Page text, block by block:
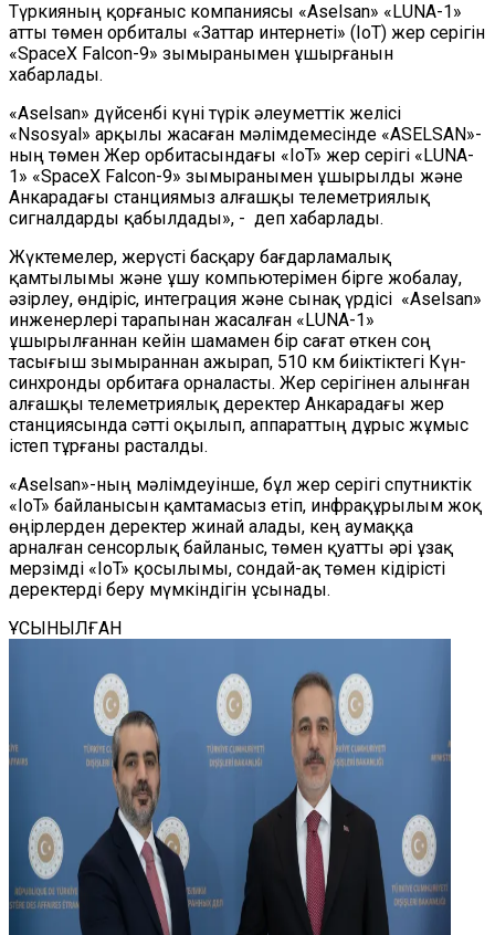
Түркияның қорғаныс компаниясы «Aselsan» «LUNA-1»
атты төмен орбиталы «Заттар интернеті» (IoT) жер серігін
«SpaceX Falcon-9» зымыранымен ұшырғанын
хабарлады.
«Aselsan» дүйсенбі күні түрік әлеуметтік желісі
«Nsosyal» арқылы жасаған мәлімдемесінде «ASELSAN»-
ның төмен Жер орбитасындағы «IoT» жер серігі «LUNA-
1» «SpaceX Falcon-9» зымыранымен ұшырылды және
Анкарадағы станциямыз алғашқы телеметриялық
сигналдарды қабылдады», - деп хабарлады.
Жүктемелер, жерүсті басқару бағдарламалық
қамтылымы және ұшу компьютерімен бірге жобалау,
әзірлеу, өндіріс, интеграция және сынақ үрдісі «Aselsan»
инженерлері тарапынан жасалған «LUNA-1»
ұшырылғаннан кейін шамамен бір сағат өткен соң
тасығыш зымыраннан ажырап, 510 км биіктіктегі Күн-
синхронды орбитаға орналасты. Жер серігінен алынған
алғашқы телеметриялық деректер Анкарадағы жер
станциясында сәтті оқылып, аппараттың дұрыс жұмыс
істеп тұрғаны расталды.
«Aselsan»-ның мәлімдеуінше, бұл жер серігі спутниктік
«IoT» байланысын қамтамасыз етіп, инфрақұрылым жоқ
өңірлерден деректер жинай алады, кең аумаққа
арналған сенсорлық байланыс, төмен қуатты әрі ұзақ
мерзімді «IoT» қосылымы, сондай-ақ төмен кідірісті
деректерді беру мүмкіндігін ұсынады.
ҰСЫНЫЛҒАН